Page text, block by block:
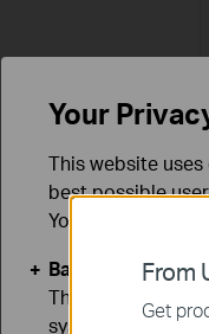
From
Get
Your
This website
best possible
You can find
Basic Cookies
These cookies
systems.